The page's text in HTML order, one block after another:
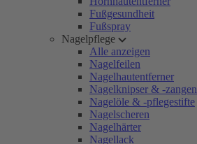
Fußgesundheit
Fußspray
Nagelpflege
Alle anzeigen
Nagelfeilen
Nagelhautentferner
Nagelknipser & -zangen
Nagelöle & -pflegestifte
Nagelscheren
Nagelhärter
Nagellack